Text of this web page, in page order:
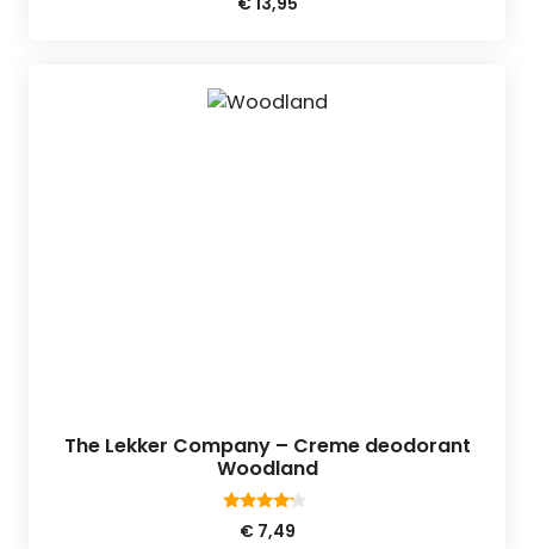
van 5
The Lekker Company – Creme deodorant
Woodland
4.00
van 5
€7,49